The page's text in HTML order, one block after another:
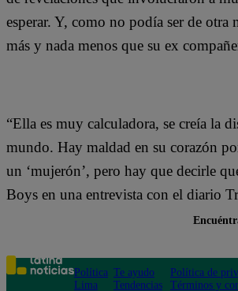
esperar. Y, como no podía ser de otra
más y nada menos que su ex
“Ella es muy calculadora, se creía la
mundo. Hay maldad en su corazón
un ‘mujerón’, pero hay que decirle
Boys en una entrevista con el diario
Política
Lima
Te ayudo
Tendencias
Política de
Términos y